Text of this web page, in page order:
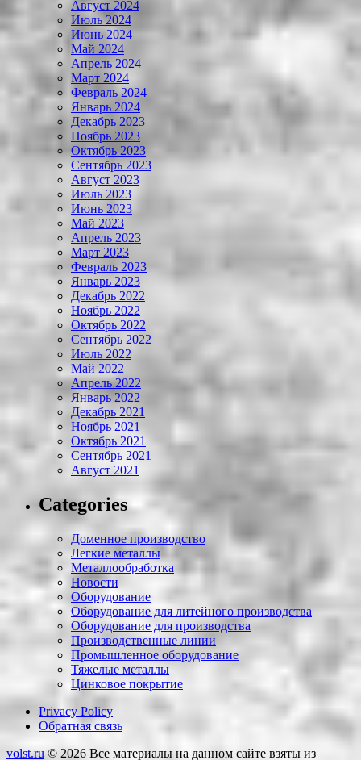
Август 2024
Июль 2024
Июнь 2024
Май 2024
Апрель 2024
Март 2024
Февраль 2024
Январь 2024
Декабрь 2023
Ноябрь 2023
Октябрь 2023
Сентябрь 2023
Август 2023
Июль 2023
Июнь 2023
Май 2023
Апрель 2023
Март 2023
Февраль 2023
Январь 2023
Декабрь 2022
Ноябрь 2022
Октябрь 2022
Сентябрь 2022
Июль 2022
Май 2022
Апрель 2022
Январь 2022
Декабрь 2021
Ноябрь 2021
Октябрь 2021
Сентябрь 2021
Август 2021
Categories
Доменное производство
Легкие металлы
Металлообработка
Новости
Оборудование
Оборудование для литейного производства
Оборудование для производства
Производственные линии
Промышленное оборудование
Тяжелые металлы
Цинковое покрытие
Privacy Policy
Обратная связь
volst.ru © 2026 Все материалы на данном сайте взяты из